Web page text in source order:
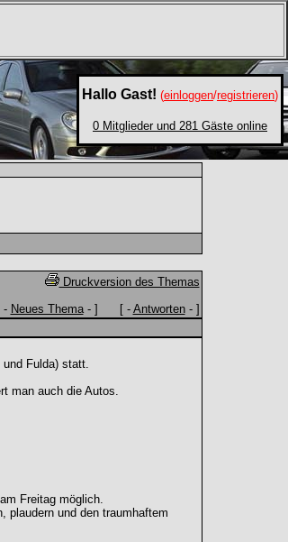
Hallo Gast! (einloggen/registrieren)
0 Mitglieder und 281 Gäste online
Druckversion des Themas
- Neues Thema- ] [ - Antworten- ]
Fulda) statt.
man auch die Autos.
Freitag möglich.
plaudern und den traumhaftem